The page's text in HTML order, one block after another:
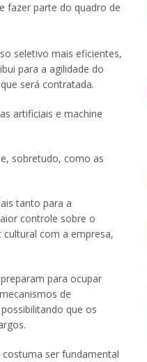
fazer parte do quadro de
seletivo mais eficientes,
para a agilidade do
será contratada.
artificiais e machine
sobretudo, como as
tanto para a
controle sobre o
com a empresa,
para ocupar
de
que os
ser fundamental